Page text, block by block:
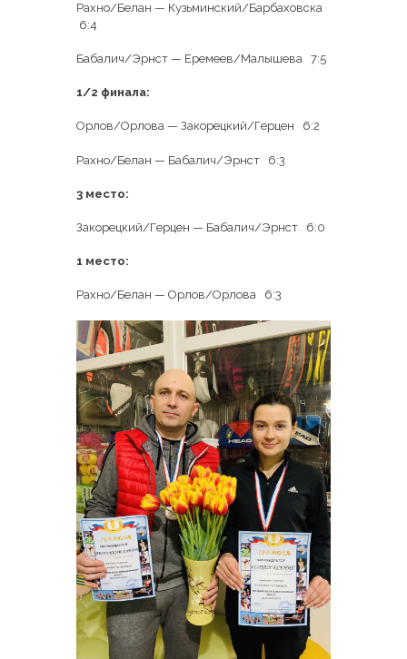
Рахно/Белан — Кузьминский/Барбаховска
6:4
Бабалич/Эрнст — Еремеев/Малышева 7:5
1/2 финала:
Орлов/Орлова — Закорецкий/Герцен 6:2
Рахно/Белан — Бабалич/Эрнст 6:3
3 место:
Закорецкий/Герцен — Бабалич/Эрнст 6:0
1 место:
Рахно/Белан — Орлов/Орлова 6:3